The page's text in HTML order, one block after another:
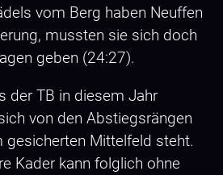
vom Berg haben Neuffen
mussten sie sich doch
geben (24:27).
der TB in diesem Jahr
von den Abstiegsrängen
gesicherten Mittelfeld steht.
Kader kann folglich ohne